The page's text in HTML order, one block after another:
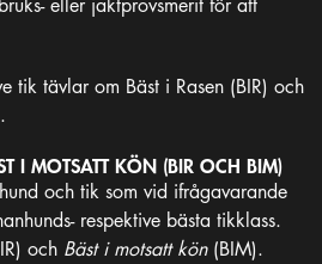
eller jaktprovsmerit för att
tik tävlar om Bäst i Rasen (BIR) och
I MOTSATT KÖN (BIR OCH BIM)
och tik som vid ifrågavarande
respektive bästa tikklass.
och Bäst i motsatt kön(BIM).